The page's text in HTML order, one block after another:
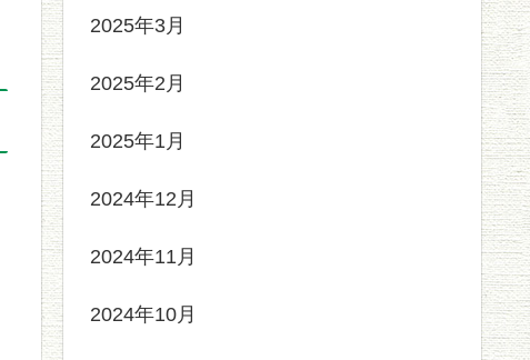
2025年3月
2025年2月
2025年1月
2024年12月
2024年11月
2024年10月